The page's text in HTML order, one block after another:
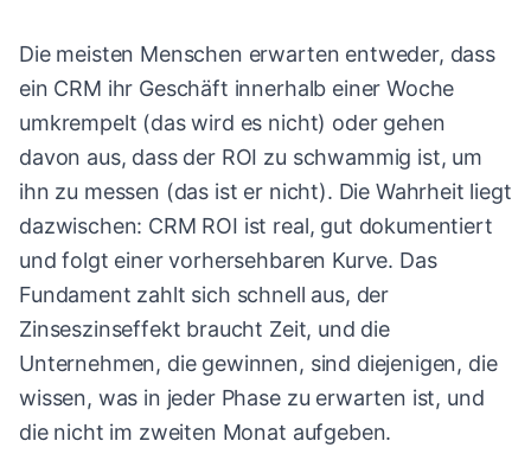
Die meisten Menschen erwarten entweder, dass
ein CRM ihr Geschäft innerhalb einer Woche
umkrempelt (das wird es nicht) oder gehen
davon aus, dass der ROI zu schwammig ist, um
ihn zu messen (das ist er nicht). Die Wahrheit liegt
dazwischen: CRM ROI ist real, gut dokumentiert
und folgt einer vorhersehbaren Kurve. Das
Fundament zahlt sich schnell aus, der
Zinseszinseffekt braucht Zeit, und die
Unternehmen, die gewinnen, sind diejenigen, die
wissen, was in jeder Phase zu erwarten ist, und
die nicht im zweiten Monat aufgeben.